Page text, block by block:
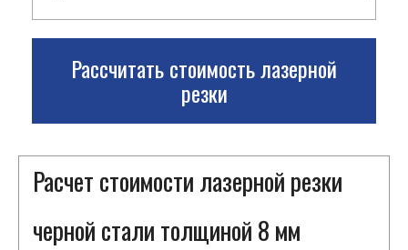
Рассчитать стоимость лазерной
резки
Расчет стоимости лазерной резки
черной стали толщиной 8 мм